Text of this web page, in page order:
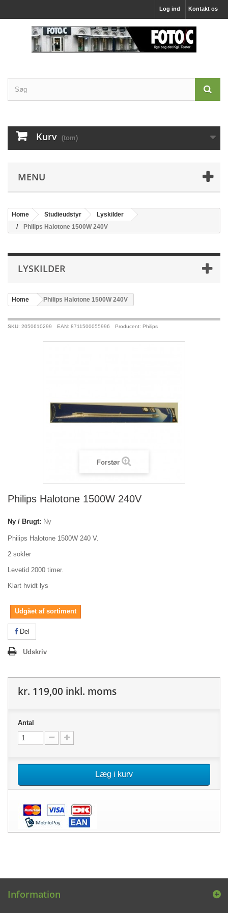
Kontakt os
Log ind
Kurv (tom)
MENU
Home Studieudstyr
Lyskilder
Philips Halotone 1500W 240V
LYSKILDER
Home >Philips Halotone 1500W 240V
SKU: 2050610299 EAN: 8711500055996 Producent: Philips
Forstør
Philips Halotone 1500W 240V
Ny / Brugt: Ny
Philips Halotone 1500W 240 V.
2 sokler
Levetid 2000 timer.
Klart hvidt lys
Udgået af sortiment
Del
Udskriv
kr. 119,00 inkl. moms
Antal
Læg i kurv
Information